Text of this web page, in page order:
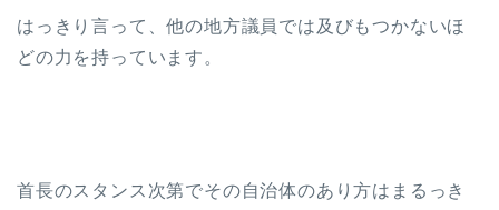
はっきり言って、他の地方議員では及びもつかないほ
どの力を持っています。
首長のスタンス次第でその自治体のあり方はまるっき